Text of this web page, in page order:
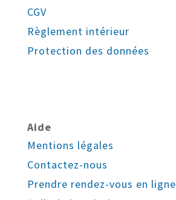
CGV
Règlement intérieur
Protection des données
Aide
Mentions légales
Contactez-nous
Prendre rendez-vous en ligne